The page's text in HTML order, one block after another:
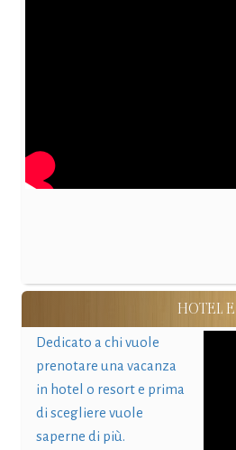
HOTEL
Dedicato a chi vuole
prenotare una vacanza
in hotel o resort e prima
di scegliere vuole
saperne di più.